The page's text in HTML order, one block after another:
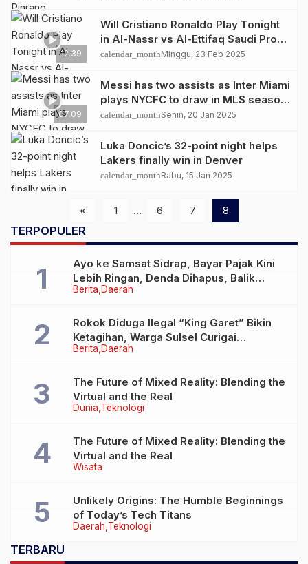
12.39
Will Cristiano Ronaldo Play Tonight
in Al-Nassr vs Al-Ettifaq Saudi Pro
League 2024-25 Match?
calendar_monthMinggu, 23 Feb 2025
07.09
Messi has two assists as Inter Miami
plays NYCFC to draw in MLS season
opener: Highlights
calendar_monthSenin, 20 Jan 2025
Luka Doncic’s 32-point night helps
Lakers finally win in Denver
calendar_monthRabu, 15 Jan 2025
« 1 … 6 7 8
TERPOPULER
Berita Daerah
Ayo ke Samsat Sidrap, Bayar Pajak Kini
Lebih Ringan, Denda Dihapus, Balik
Nama Dipermudah
Berita Daerah
Rokok Diduga Ilegal “King Garet” Bikin
Ketagihan, Warga Sulsel Curigai
Kandungan Zat Berbahaya
Dunia Teknologi
The Future of Mixed Reality: Blending the
Virtual and the Real
Wisata
The Future of Mixed Reality: Blending the
Virtual and the Real
Daerah Teknologi
Unlikely Origins: The Humble Beginnings
of Today’s Tech Titans
TERBARU